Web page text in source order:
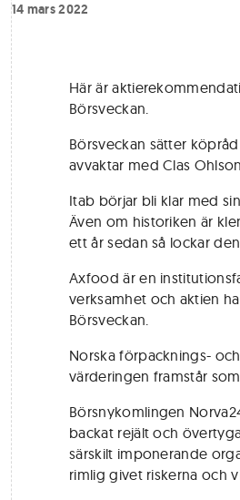
14 mars 2022
Här är
Börsveckan.
Börsveckan sätter
avvaktar med Clas
Itab börjar bli klar med
Även om historiken är
ett år sedan så lockar
Axfood är en
verksamhet och aktien
Börsveckan.
Norska förpacknings-
värderingen framstår
Börsnykomlingen
backat rejält och
särskilt imponerande
rimlig givet riskerna och